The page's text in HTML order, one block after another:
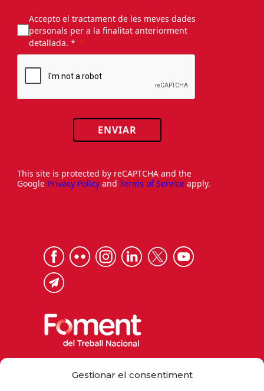
Gestionar el consentiment
Accepto el tractament de les meves dades
personals per a la finalitat anteriorment
detallada. *
ENVIAR
This site is protected by reCAPTCHA and the
Google Privacy Policy and Terms of Service apply.